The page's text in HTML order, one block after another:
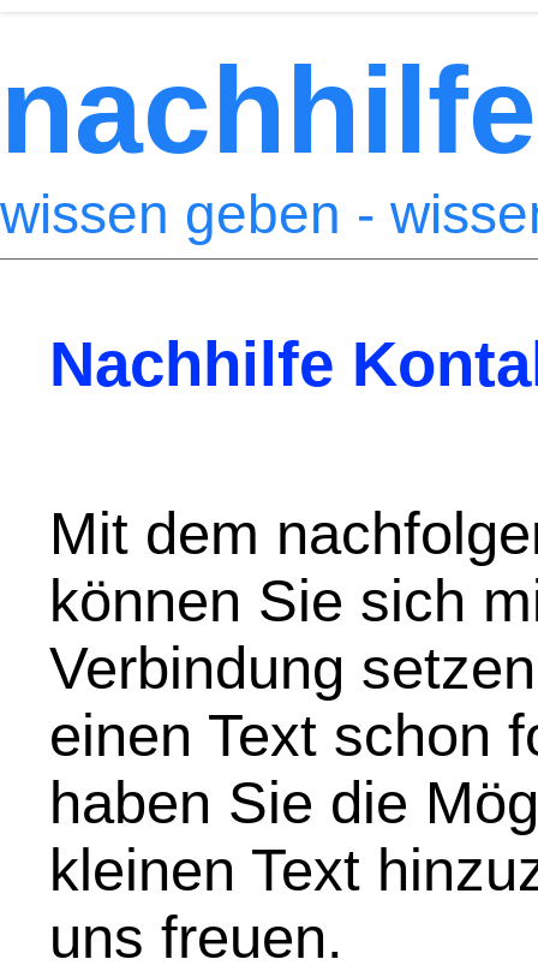
wissen geben -
Nachhilfe
Mit dem
können Sie sich
Verbindung
einen Text schon
haben Sie die
kleinen Text
uns freuen.